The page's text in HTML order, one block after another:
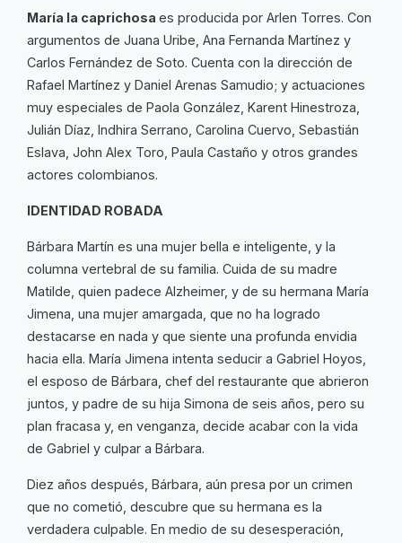
María la caprichosa es producida por Arlen Torres. Con
argumentos de Juana Uribe, Ana Fernanda Martínez y
Carlos Fernández de Soto. Cuenta con la dirección de
Rafael Martínez y Daniel Arenas Samudio; y actuaciones
muy especiales de Paola González, Karent Hinestroza,
Julián Díaz, Indhira Serrano, Carolina Cuervo, Sebastián
Eslava, John Alex Toro, Paula Castaño y otros grandes
actores colombianos.
IDENTIDAD ROBADA
Bárbara Martín es una mujer bella e inteligente, y la
columna vertebral de su familia. Cuida de su madre
Matilde, quien padece Alzheimer, y de su hermana María
Jimena, una mujer amargada, que no ha logrado
destacarse en nada y que siente una profunda envidia
hacia ella. María Jimena intenta seducir a Gabriel Hoyos,
el esposo de Bárbara, chef del restaurante que abrieron
juntos, y padre de su hija Simona de seis años, pero su
plan fracasa y, en venganza, decide acabar con la vida
de Gabriel y culpar a Bárbara.
Diez años después, Bárbara, aún presa por un crimen
que no cometió, descubre que su hermana es la
verdadera culpable. En medio de su desesperación,